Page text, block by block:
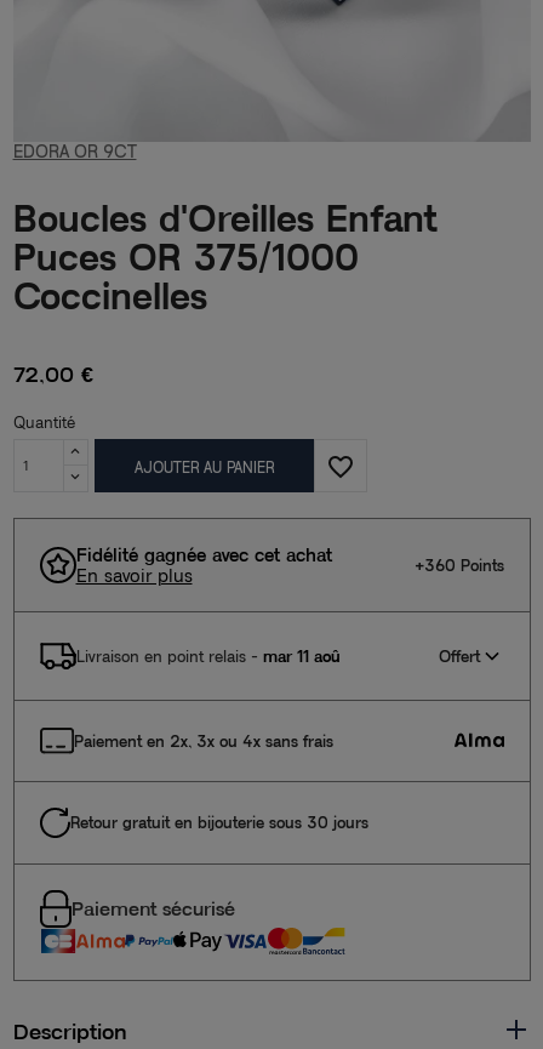
EDORA OR 9CT
Boucles d'Oreilles Enfant
Puces OR 375/1000
Coccinelles
72,00 €
Quantité
AJOUTER AU PANIER favorite_border
Fidélité gagnée avec cet achat
En savoir plus
+360 Points
Livraison en point relais- mar 11 aoû Offert
Paiement en 2x, 3x ou 4x sans frais
Retour gratuit en bijouterie sous 30 jours
Paiement sécurisé
Description